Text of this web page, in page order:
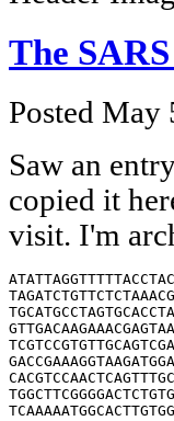
The
Posted May
Saw an
copied it
visit. I'm
ATATTAGGTTTTTACCTACCCAGGAAAAGCCAACCAACCTCGATCTCTTG
TAGATCTGTTCTCTAAACGAACTTTAAAATCTGTGTAGCTGTCGCTCGGC
TGCATGCCTAGTGCACCTACGCAGTATAAACAATAATAAATTTTACTGTC
GTTGACAAGAAACGAGTAACTCGTCCCTCTTCTGCAGACTGCTTACGGTT
TCGTCCGTGTTGCAGTCGATCATCAGCATACCTAGGTTTCGTCCGGGTGT
GACCGAAAGGTAAGATGGAGAGCCTTGTTCTTGGTGTCAACGAGAAAACA
CACGTCCAACTCAGTTTGCCTGTCCTTCAGGTTAGAGACGTGCTAGTGCG
TGGCTTCGGGGACTCTGTGGAAGAGGCCCTATCGGAGGCACGTGAACACC
TCAAAAATGGCACTTGTGGTCTAGTAGAGCTGGAAAAAGGCGTACTGCCC
CAGCTTGAACAGCCCTATGTGTTCATTAAACGTTCTGATGCCTTAAGCAC
CAATCACGGCCACAAGGTCGTTGAGCTGGTTGCAGAAATGGACGGCATTC
AGTACGGTCGTAGCGGTATAACACTGGGAGTACTCGTGCCACATGTGGGC
GAAACCCCAATTGCATACCGCAATGTTCTTCTTCGTAAGAACGGTAATAA
GGGAGCCGGTGGTCATAGCTATGGCATCGATCTAAAGTCTTATGACTTAG
GTGACGAGCTTGGCACTGATCCCATTGAAGATTATGAACAAAACTGGAAC
ACTAAGCATGGCAGTGGTGCACTCCGTGAACTCACTCGTGAGCTCAATGG
AGGTGCAGTCACTCGCTATGTCGACAACAATTTCTGTGGCCCAGATGGGT
ACCCTCTTGATTGCATCAAAGATTTTCTCGCACGCGCGGGCAAGTCAATG
TGCACTCTTTCCGAACAACTTGATTACATCGAGTCGAAGAGAGGTGTCTA
CTGCTGCCGTGACCATGAGCATGAAATTGCCTGGTTCACTGAGCGCTCTG
ATAAGAGCTACGAGCACCAGACACCCTTCGAAATTAAGAGTGCCAAGAAA
TTTGACACTTTCAAAGGGGAATGCCCAAAGTTTGTGTTTCCTCTTAACTC
AAAAGTCAAAGTCATTCAACCACGTGTTGAAAAGAAAAAGACTGAGGGTT
TCATGGGGCGTATACGCTCTGTGTACCCTGTTGCATCTCCACAGGAGTGT
AACAATATGCACTTGTCTACCTTGATGAAATGTAATCATTGCGATGAAGT
TTCATGGCAGACGTGCGACTTTCTGAAAGCCACTTGTGAACATTGTGGCA
CTGAAAATTTAGTTATTGAAGGACCTACTACATGTGGGTACCTACCTACT
AATGCTGTAGTGAAAATGCCATGTCCTGCCTGTCAAGACCCAGAGATTGG
ACCTGAGCATAGTGTTGCAGATTATCACAACCACTCAAACATTGAAACTC
GACTCCGCAAGGGAGGTAGGACTAGATGTTTTGGAGGCTGTGTGTTTGCC
TATGTTGGCTGCTATAATAAGCGTGCCTACTGGGTTCCTCGTGCTAGTGC
TGATATTGGCTCAGGCCATACTGGCATTACTGGTGACAATGTGGAGACCT
TGAATGAGGATCTCCTTGAGATACTGAGTCGTGAACGTGTTAACATTAAC
ATTGTTGGCGATTTTCATTTGAATGAAGAGGTTGCCATCATTTTGGCATC
TTTCTCTGCTTCTACAAGTGCCTTTATTGACACTATAAAGAGTCTTGATT
ACAAGTCTTTCAAAACCATTGTTGAGTCCTGCGGTAACTATAAAGTTACC
AAGGGAAAGCCCGTAAAAGGTGCTTGGAACATTGGACAACAGAGATCAGT
TTTAACACCACTGTGTGGTTTTCCCTCACAGGCTGCTGGTGTTATCAGAT
CAATTTTTGCGCGCACACTTGATGCAGCAAACCACTCAATTCCTGATTTG
CAAAGAGCAGCTGTCACCATACTTGATGGTATTTCTGAACAGTCATTACG
TCTTGTCGACGCCATGGTTTATACTTCAGACCTGCTCACCAACAGTGTCA
TTATTATGGCATATGTAACTGGTGGTCTTGTACAACAGACTTCTCAGTGG
TTGTCTAATCTTTTGGGCACTACTGTTGAAAAACTCAGGCCTATCTTTGA
ATGGATTGAGGCGAAACTTAGTGCAGGAGTTGAATTTCTCAAGGATGCTT
GGGAGATTCTCAAATTTCTCATTACAGGTGTTTTTGACATCGTCAAGGGT
CAAATACAGGTTGCTTCAGATAACATCAAGGATTGTGTAAAATGCTTCAT
TGATGTTGTTAACAAGGCACTCGAAATGTGCATTGATCAAGTCACTATCG
CTGGCGCAAAGTTGCGATCACTCAACTTAGGTGAAGTCTTCATCGCTCAA
AGCAAGGGACTTTACCGTCAGTGTATACGTGGCAAGGAGCAGCTGCAACT
ACTCATGCCTCTTAAGGCACCAAAAGAAGTAACCTTTCTTGAAGGTGATT
CACATGACACAGTACTTACCTCTGAGGAGGTTGTTCTCAAGAACGGTGAA
CTCGAAGCACTCGAGACGCCCGTTGATAGCTTCACAAATGGAGCTATCGT
TGGCACACCAGTCTGTGTAAATGGCCTCATGCTCTTAGAGATTAAGGACA
AAGAACAATACTGCGCATTGTCTCCTGGTTTACTGGCTACAAACAATGTC
TTTCGCTTAAAAGGGGGTGCACCAATTAAAGGTGTAACCTTTGGAGAAGA
TACTGTTTGGGAAGTTCAAGGTTACAAGAATGTGAGAATCACATTTGAGC
TTGATGAACGTGTTGACAAAGTGCTTAATGAAAAGTGCTCTGTCTACACT
GTTGAATCCGGTACCGAAGTTACTGAGTTTGCATGTGTTGTAGCAGAGGC
TGTTGTGAAGACTTTACAACCAGTTTCTGATCTCCTTACCAACATGGGTA
TTGATCTTGATGAGTGGAGTGTAGCTACATTCTACTTATTTGATGATGCT
GGTGAAGAAAACTTTTCATCACGTATGTATTGTTCCTTTTACCCTCCAGA
TGAGGAAGAAGAGGACGATGCAGAGTGTGAGGAAGAAGAAATTGATGAAA
CCTGTGAACATGAGTACGGTACAGAGGATGATTATCAAGGTCTCCCTCTG
GAATTTGGTGCCTCAGCTGAAACAGTTCGAGTTGAGGAAGAAGAAGAGGA
AGACTGGCTGGATGATACTACTGAGCAATCAGAGATTGAGCCAGAACCAG
AACCTACACCTGAAGAACCAGTTAATCAGTTTACTGGTTATTTAAAACTT
ACTGACAATGTTGCCATTAAATGTGTTGACATCGTTAAGGAGGCACAAAG
TGCTAATCCTATGGTGATTGTAAATGCTGCTAACATACACCTGAAACATG
GTGGTGGTGTAGCAGGTGCACTCAACAAGGCAACCAATGGTGCCATGCAA
AAGGAGAGTGATGATTACATTAAGCTAAATGGCCCTCTTACAGTAGGAGG
GTCTTGTTTGCTTTCTGGACATAATCTTGCTAAGAAGTGTCTGCATGTTG